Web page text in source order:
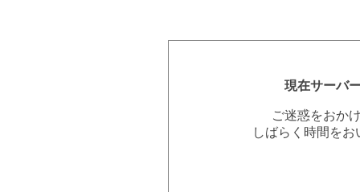
現在サーバ
ご迷惑をおか
しばらく時間を